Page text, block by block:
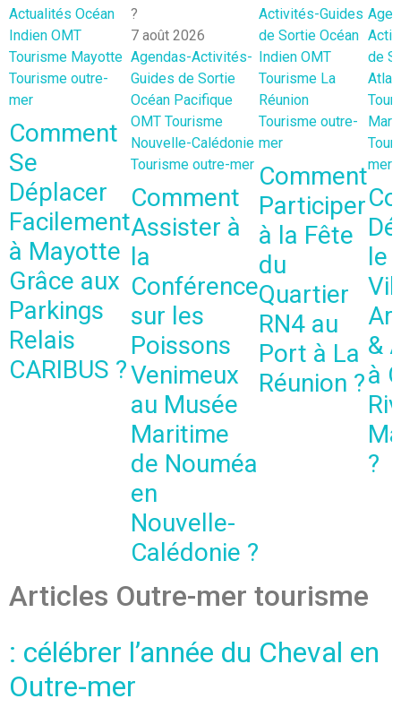
Actualités Océan
Indien OMT
Tourisme Mayotte
Tourisme outre-
mer
Comment
Se
Déplacer
Facilement
à Mayotte
Grâce aux
Parkings
Relais
CARIBUS ?
7 août 2026
Agendas-Activités-
Guides de Sortie
Océan Pacifique
OMT Tourisme
Nouvelle-Calédonie
Tourisme outre-mer
Comment
Assister à
la
Conférence
sur les
Poissons
Venimeux
au Musée
Maritime
de Nouméa
en
Nouvelle-
Calédonie ?
Activités-Guides
de Sortie Océan
Indien OMT
Tourisme La
Réunion
Tourisme outre-
mer
Comment
Participer
à la Fête
du
Quartier
RN4 au
Port à La
Réunion ?
de
mer
le
&
à
?
Articles Outre-mer tourisme
: célébrer l’année du Cheval en
Outre-mer